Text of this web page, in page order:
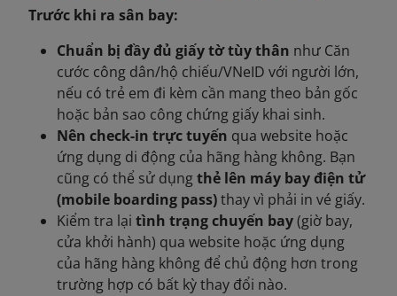
Trước khi ra sân bay:
Chuẩn bị đầy đủ giấy tờ tùy thân như Căn
cước công dân/hộ chiếu/VNeID với người lớn,
nếu có trẻ em đi kèm cần mang theo bản gốc
hoặc bản sao công chứng giấy khai sinh.
Nên check-in trực tuyến qua website hoặc
ứng dụng di động của hãng hàng không. Bạn
cũng có thể sử dụngthẻ lên máy bay điện tử
(mobile boarding pass)thay vì phải in vé giấy.
Kiểm tra lại tình trạng chuyến bay(giờ bay,
cửa khởi hành) qua website hoặc ứng dụng
của hãng hàng không để chủ động hơn trong
trường hợp có bất kỳ thay đổi nào.